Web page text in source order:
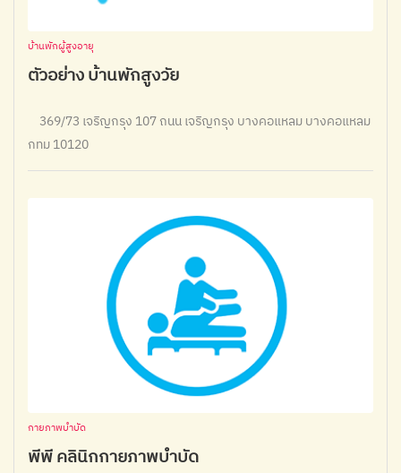
บ้านพักผู้สูงอายุ
ตัวอย่าง บ้านพักสูงวัย
369/73 เจริญกรุง 107 ถนน เจริญกรุง บางคอแหลม บางคอแหลม
กทม 10120
กายภาพบำบัด
พีพี คลินิกกายภาพบำบัด